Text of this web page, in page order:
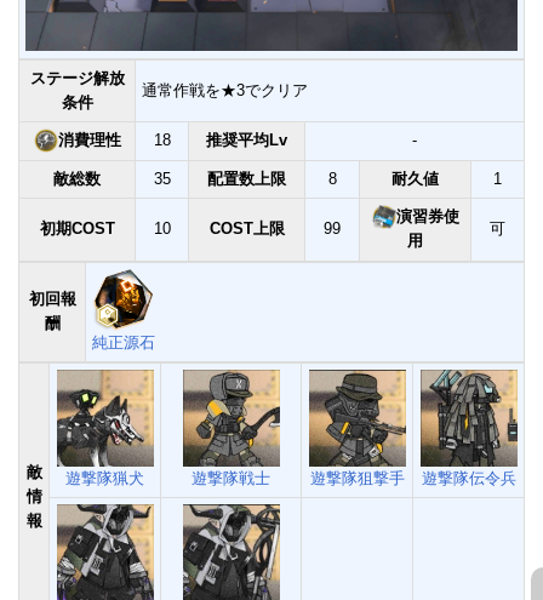
ステージ解放
条件
通常作戦を★3でクリア
消費理性 18 推奨平均Lv -
敵総数 35 配置数上限 8 耐久値 1
初期COST 10 COST上限 99
演習券使
用
可
初回報
酬
純正源石
敵
情
報
遊撃隊猟犬 遊撃隊戦士 遊撃隊狙撃手 遊撃隊伝令兵